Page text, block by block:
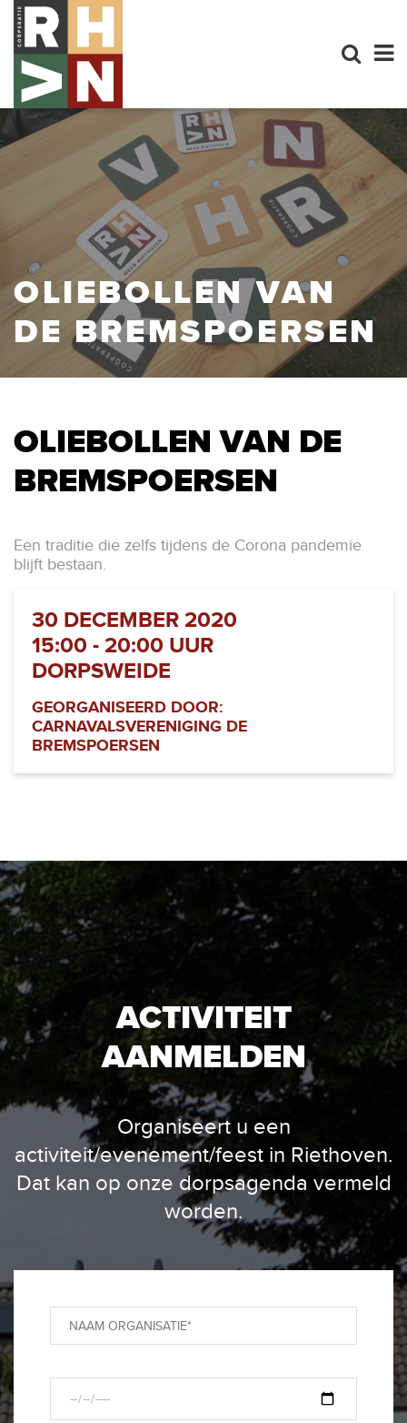
OLIEBOLLEN VAN
DE BREMSPOERSEN
OLIEBOLLEN VAN DE
BREMSPOERSEN
Een traditie die zelfs tijdens de Corona pandemie
blijft bestaan.
30 DECEMBER 2020
15:00 - 20:00 UUR
DORPSWEIDE
GEORGANISEERD DOOR:
CARNAVALSVERENIGING DE
BREMSPOERSEN
ACTIVITEIT
AANMELDEN
Organiseert u een
activiteit/evenement/feest in Riethoven.
Dat kan op onze dorpsagenda vermeld
worden.